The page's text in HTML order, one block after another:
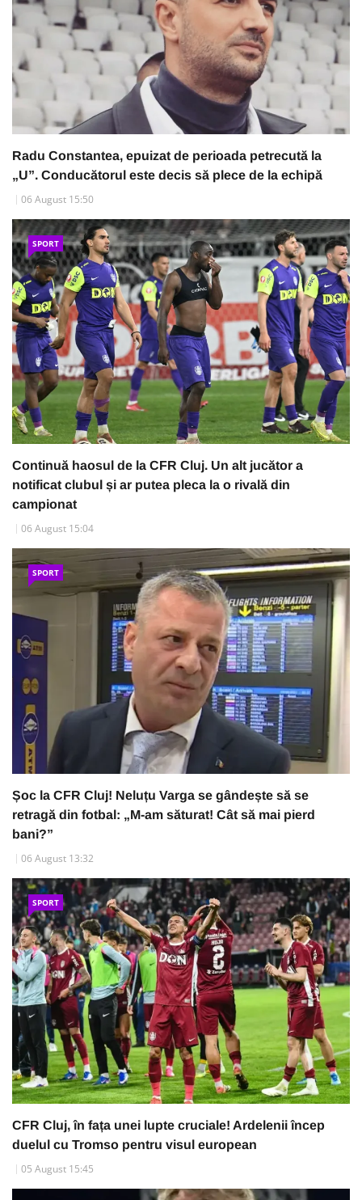
Radu Constantea, epuizat de perioada petrecută la
„U”. Conducătorul este decis să plece de la echipă
06 August 15:50
SPORT
Continuă haosul de la CFR Cluj. Un alt jucător a
notificat clubul și ar putea pleca la o rivală din
campionat
06 August 15:04
SPORT
Șoc la CFR Cluj! Neluțu Varga se gândește să se
retragă din fotbal: „M-am săturat! Cât să mai pierd
bani?”
06 August 13:32
SPORT
CFR Cluj, în fața unei lupte cruciale! Ardelenii încep
duelul cu Tromso pentru visul european
05 August 15:45